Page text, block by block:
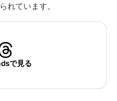
れています。
で見る